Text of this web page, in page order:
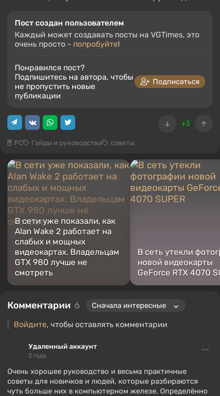
Пост создан пользователем
Каждый может создавать посты на VGTimes, это
очень просто - попробуйте!
Понравился пост?
Подпишитесь на автора, чтобы
не пропустить новые
публикации
Подписаться
+3
PC Гайды и руководства советы
В сети уже показали, как
Alan Wake 2 работает на
слабых и мощных
видеокартах. Владельцам
GTX 980 лучше не
смотреть
В сеть утекли
новой видеокарты
GeForce RTX 4070
Комментарии 6
Войдите, чтобы оставлять комментарии
Удаленный аккаунт
2 года
Очень хорошее руководство и весьма практичные
советы для новичков и людей, которые разбираются
чуть больше них в компьютерном железе. Определённо